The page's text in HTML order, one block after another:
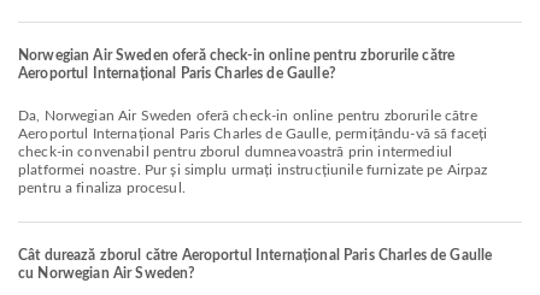
Norwegian Air Sweden oferă check-in online pentru zborurile către
Aeroportul Internațional Paris Charles de Gaulle?
Da, Norwegian Air Sweden oferă check-in online pentru zborurile către
Aeroportul Internațional Paris Charles de Gaulle, permițându-vă să faceți
check-in convenabil pentru zborul dumneavoastră prin intermediul
platformei noastre. Pur și simplu urmați instrucțiunile furnizate pe Airpaz
pentru a finaliza procesul.
Cât durează zborul către Aeroportul Internațional Paris Charles de Gaulle
cu Norwegian Air Sweden?